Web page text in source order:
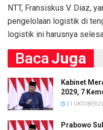
NTT, Fransiskus V. Diaz,
pengelolaan logistik di
logistik ini harusnya
BacaJuga
Kabinet
2029, 7
21 OKTOBER
Prabowo